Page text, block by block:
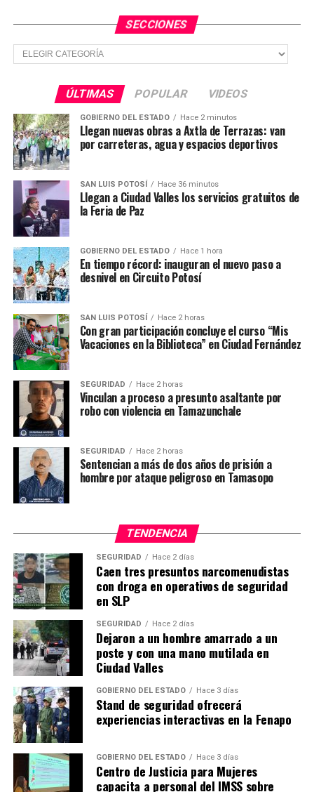
SECCIONES
Secciones
ÚLTIMAS POPULAR VIDEOS
GOBIERNO DEL ESTADO Hace 2 minutos
Llegan nuevas obras a Axtla de Terrazas: van
por carreteras, agua y espacios deportivos
SAN LUIS POTOSÍ Hace 36 minutos
Llegan a Ciudad Valles los servicios gratuitos de
la Feria de Paz
GOBIERNO DEL ESTADO Hace 1 hora
En tiempo récord: inauguran el nuevo paso a
desnivel en Circuito Potosí
SAN LUIS POTOSÍ Hace 2 horas
Con gran participación concluye el curso “Mis
Vacaciones en la Biblioteca” en Ciudad Fernández
SEGURIDAD Hace 2 horas
Vinculan a proceso a presunto asaltante por
robo con violencia en Tamazunchale
SEGURIDAD Hace 2 horas
Sentencian a más de dos años de prisión a
hombre por ataque peligroso en Tamasopo
TENDENCIA
SEGURIDAD Hace 2 días
Caen tres presuntos narcomenudistas
con droga en operativos de seguridad
en SLP
SEGURIDAD Hace 2 días
Dejaron a un hombre amarrado a un
poste y con una mano mutilada en
Ciudad Valles
GOBIERNO DEL ESTADO Hace 3 días
Stand de seguridad ofrecerá
experiencias interactivas en la Fenapo
GOBIERNO DEL ESTADO Hace 3 días
Centro de Justicia para Mujeres
capacita a personal del IMSS sobre